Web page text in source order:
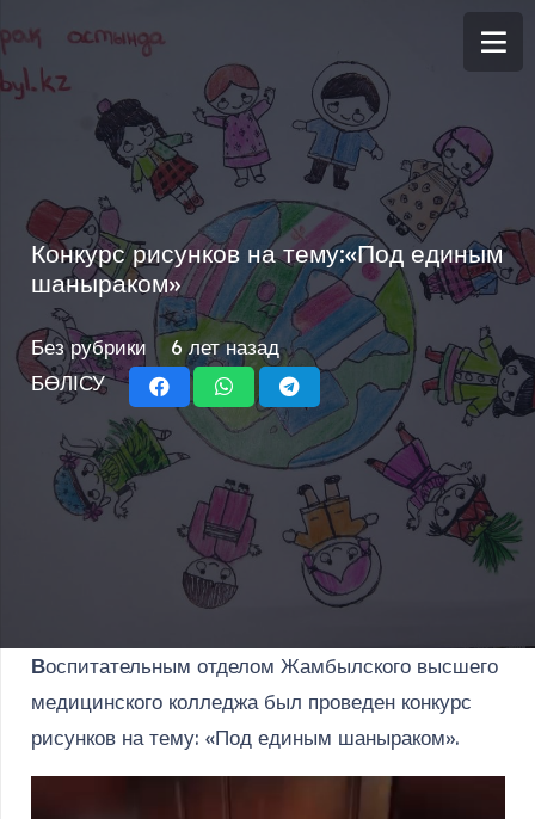
Конкурс рисунков на тему:«Под единым
шаныраком»
Без рубрики
6 лет назад
БӨЛІСУ
Воспитательным отделом Жамбылского высшего
медицинского колледжа был проведен конкурс
рисунков на тему: «Под единым шаныраком».